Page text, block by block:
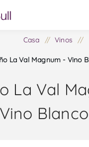
Casa / Vinos /
La Val Magnum - Vino
La Val
Vino Blanco